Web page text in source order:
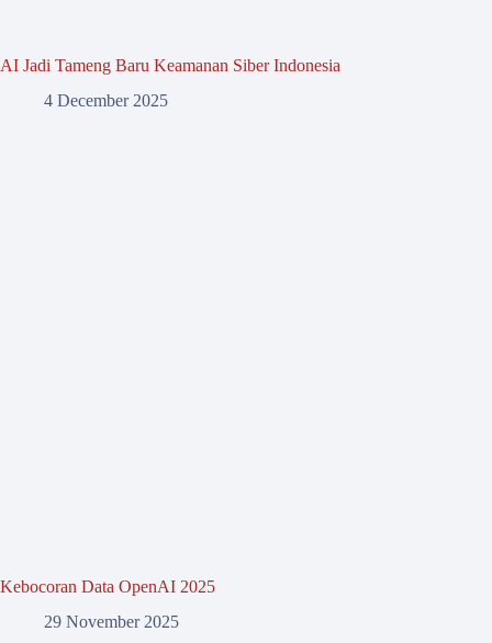
AI Jadi Tameng Baru Keamanan Siber Indonesia
4 December 2025
Kebocoran Data OpenAI 2025
29 November 2025